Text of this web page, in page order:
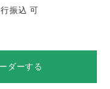
振込 可
ダーする